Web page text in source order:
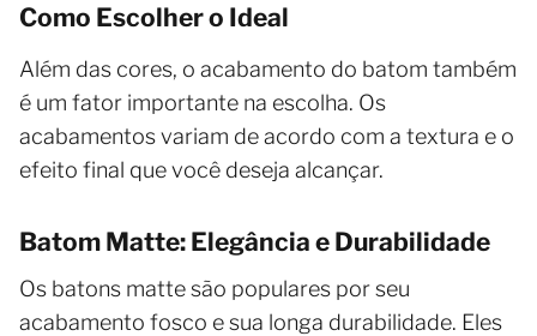
Como Escolher o Ideal
Além das cores, o acabamento do batom também
é um fator importante na escolha. Os
acabamentos variam de acordo com a textura e o
efeito final que você deseja alcançar.
Batom Matte: Elegância e Durabilidade
Os batons matte são populares por seu
acabamento fosco e sua longa durabilidade. Eles